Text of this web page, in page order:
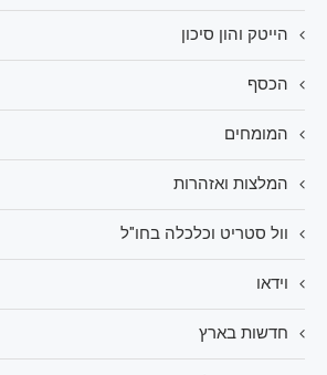
הייטק והון סיכון
הכסף
המומחים
המלצות ואזהרות
וול סטריט וכלכלה בחו"ל
וידאו
חדשות בארץ